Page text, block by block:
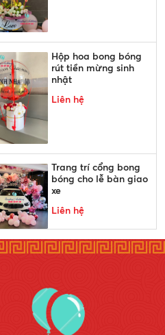
Hộp hoa bong bóng
rút tiền mừng sinh
nhật
Liên hệ
Trang trí cổng bong
bóng cho lễ bàn giao
xe
Liên hệ